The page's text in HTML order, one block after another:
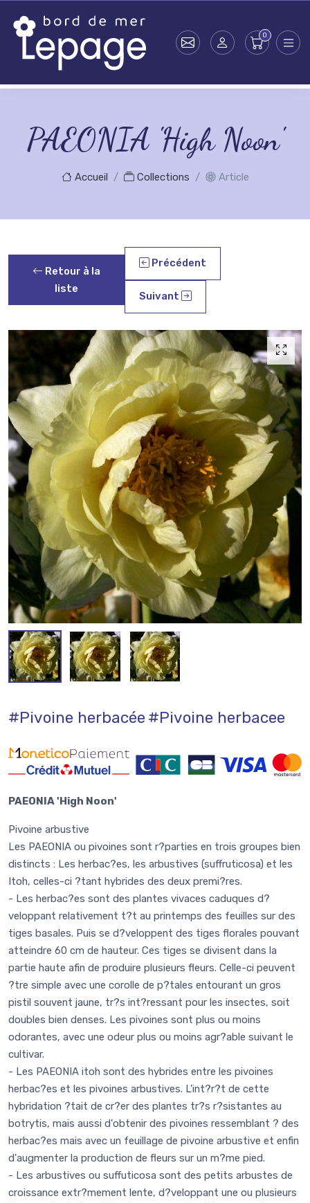
PAEONIA 'High Noon'
Accueil Collections Article
Retour à la
liste
Précédent
Suivant
#Pivoine herbacée#Pivoine herbacee
PAEONIA 'High Noon'
Pivoine arbustive
Les PAEONIA ou pivoines sont r?parties en trois groupes bien
distincts : Les herbac?es, les arbustives (suffruticosa) et les
Itoh, celles-ci ?tant hybrides des deux premi?res.
- Les herbac?es sont des plantes vivaces caduques d?
veloppant relativement t?t au printemps des feuilles sur des
tiges basales. Puis se d?veloppent des tiges florales pouvant
atteindre 60 cm de hauteur. Ces tiges se divisent dans la
partie haute afin de produire plusieurs fleurs. Celle-ci peuvent
?tre simple avec une corolle de p?tales entourant un gros
pistil souvent jaune, tr?s int?ressant pour les insectes, soit
doubles bien denses. Les pivoines sont plus ou moins
odorantes, avec une odeur plus ou moins agr?able suivant le
cultivar.
- Les PAEONIA itoh sont des hybrides entre les pivoines
herbac?es et les pivoines arbustives. L'int?r?t de cette
hybridation ?tait de cr?er des plantes tr?s r?sistantes au
botrytis, mais aussi d'obtenir des pivoines ressemblant ? des
herbac?es mais avec un feuillage de pivoine arbustive et enfin
d'augmenter la production de fleurs sur un m?me pied.
- Les arbustives ou suffuticosa sont des petits arbustes de
croissance extr?mement lente, d?veloppant une ou plusieurs